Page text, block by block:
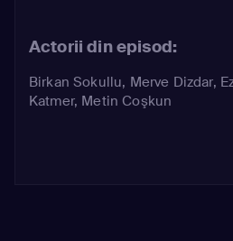
Actorii din episod:
Birkan Sokullu, Merve Dizdar,
Katmer, Metin Coşkun